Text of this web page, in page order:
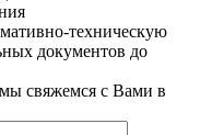
техническую
документов до
мы свяжемся с Вами в